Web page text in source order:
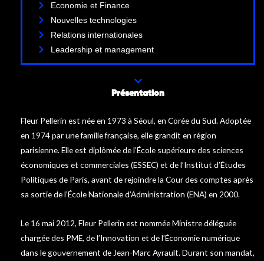
Economie et Finance
Nouvelles technologies
Relations internationales
Leadership et management
Présentation
Fleur Pellerin est née en 1973 à Séoul, en Corée du Sud. Adoptée
en 1974 par une famille française, elle grandit en région
parisienne. Elle est diplômée de l’École supérieure des sciences
économiques et commerciales (ESSEC) et de l’Institut d’Études
Politiques de Paris, avant de rejoindre la Cour des comptes après
sa sortie de l’École Nationale d’Administration (ENA) en 2000.
Le 16 mai 2012, Fleur Pellerin est nommée Ministre déléguée
chargée des PME, de l’Innovation et de l’Économie numérique
dans le gouvernement de Jean-Marc Ayrault. Durant son mandat,